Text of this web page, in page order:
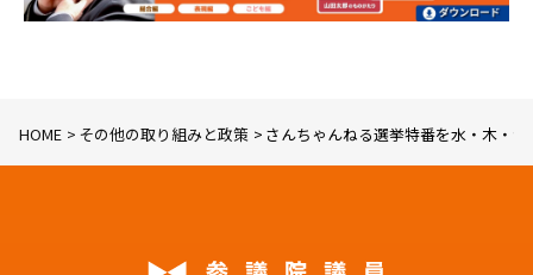
HOME その他の取り組みと政策 さんちゃんねる選挙特番を水・木・